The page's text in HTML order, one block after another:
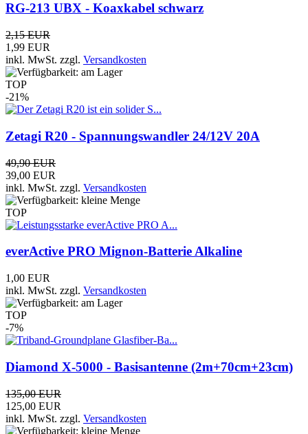
RG-213 UBX - Koaxkabel schwarz
2,15 EUR
1,99 EUR
inkl. MwSt. zzgl. Versandkosten
TOP
-21%
Zetagi R20 - Spannungswandler 24/12V 20A
49,90 EUR
39,00 EUR
inkl. MwSt. zzgl. Versandkosten
TOP
everActive PRO Mignon-Batterie Alkaline
1,00 EUR
inkl. MwSt. zzgl. Versandkosten
TOP
-7%
Diamond X-5000 - Basisantenne (2m+70cm+23cm)
135,00 EUR
125,00 EUR
inkl. MwSt. zzgl. Versandkosten